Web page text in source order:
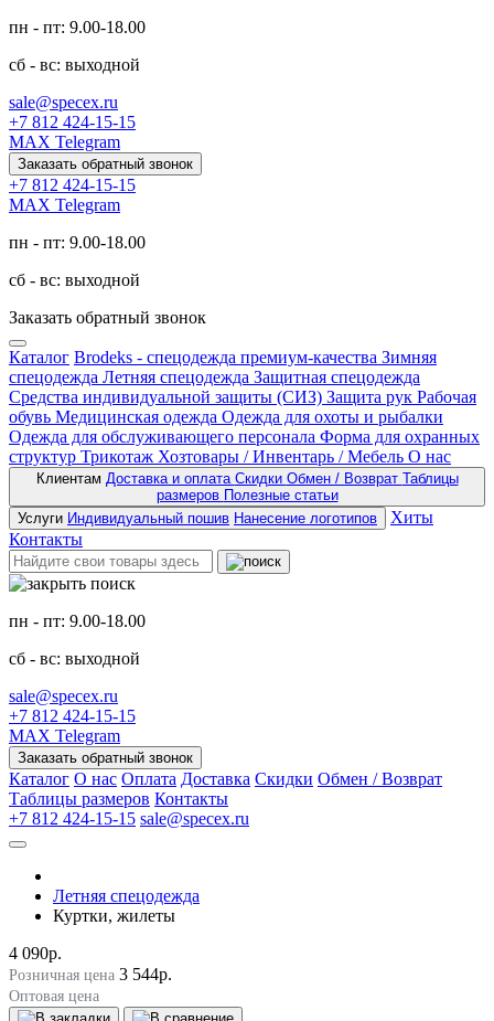
пн - пт: 9.00-18.00
сб - вс: выходной
sale@specex.ru
+7 812 424-15-15
MAX Telegram
Заказать обратный звонок
+7 812 424-15-15
MAX Telegram
пн - пт: 9.00-18.00
сб - вс: выходной
Заказать обратный звонок
Каталог Brodeks - спецодежда премиум-качества Зимняя
спецодежда Летняя спецодежда Защитная спецодежда
Средства индивидуальной защиты (СИЗ) Защита рук Рабочая
обувь Медицинская одежда Одежда для охоты и рыбалки
Одежда для обслуживающего персонала Форма для охранных
структур Трикотаж Хозтовары / Инвентарь / Мебель О нас
Клиентам Доставка и оплата Скидки Обмен / Возврат Таблицы
размеров Полезные статьи
Услуги Индивидуальный пошив Нанесение логотипов
Хиты
Контакты
пн - пт: 9.00-18.00
сб - вс: выходной
sale@specex.ru
+7 812 424-15-15
MAX Telegram
Заказать обратный звонок
Каталог О нас Оплата Доставка Скидки Обмен / Возврат
Таблицы размеров Контакты
+7 812 424-15-15 sale@specex.ru
Летняя спецодежда
Куртки, жилеты
4 090р.
Розничная цена 3 544р.
Оптовая цена